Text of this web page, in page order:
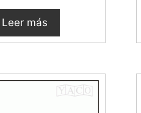
Leer más